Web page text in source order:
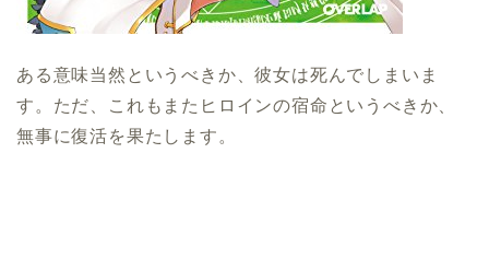
ある意味当然というべきか、彼女は死んでしまいま
す。ただ、これもまたヒロインの宿命というべきか、
無事に復活を果たします。